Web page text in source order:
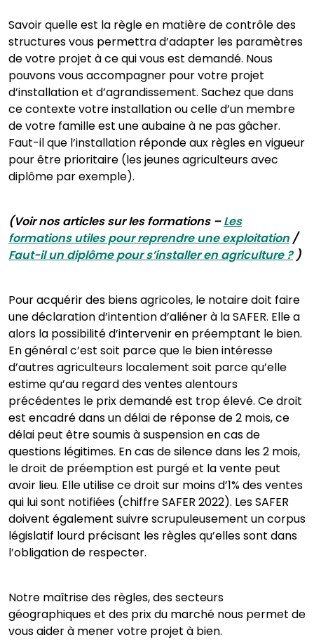
Savoir quelle est la règle en matière de contrôle des
structures vous permettra d’adapter les paramètres
de votre projet à ce qui vous est demandé. Nous
pouvons vous accompagner pour votre projet
d’installation et d’agrandissement. Sachez que dans
ce contexte votre installation ou celle d’un membre
de votre famille est une aubaine à ne pas gâcher.
Faut-il que l’installation réponde aux règles en vigueur
pour être prioritaire (les jeunes agriculteurs avec
diplôme par exemple).
(Voir nos articles sur les formations –Les
formations utiles pour reprendre une exploitation/
Faut-il un diplôme pour s’installer en agriculture ?)
Pour acquérir des biens agricoles, le notaire doit faire
une déclaration d’intention d’aliéner à la SAFER. Elle a
alors la possibilité d’intervenir en préemptant le bien.
En général c’est soit parce que le bien intéresse
d’autres agriculteurs localement soit parce qu’elle
estime qu’au regard des ventes alentours
précédentes le prix demandé est trop élevé. Ce droit
est encadré dans un délai de réponse de 2 mois, ce
délai peut être soumis à suspension en cas de
questions légitimes. En cas de silence dans les 2 mois,
le droit de préemption est purgé et la vente peut
avoir lieu. Elle utilise ce droit sur moins d’1% des ventes
qui lui sont notifiées (chiffre SAFER 2022). Les SAFER
doivent également suivre scrupuleusement un corpus
législatif lourd précisant les règles qu’elles sont dans
l’obligation de respecter.
Notre maîtrise des règles, des secteurs
géographiques et des prix du marché nous permet de
vous aider à mener votre projet à bien.